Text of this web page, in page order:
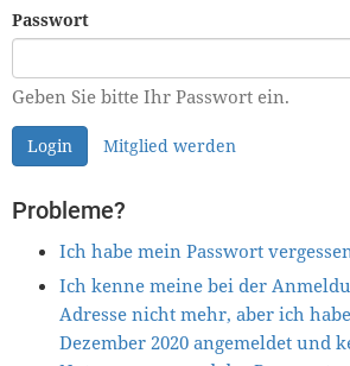
Passwort
Geben Sie bitte Ihr Passwort ein.
Login Mitglied werden
Probleme?
Ich habe mein Passwort
Ich kenne meine bei der
Adresse nicht mehr, aber ich
Dezember 2020 angemeldet und